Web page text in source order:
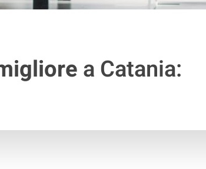
a Catania: